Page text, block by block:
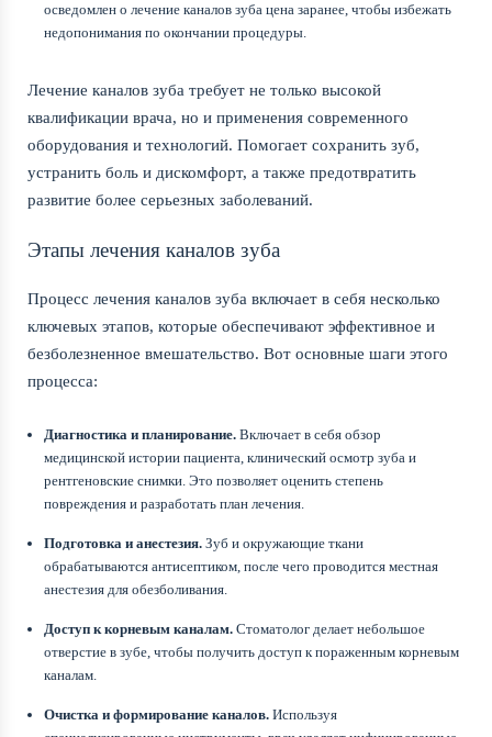
осведомлен о лечение каналов зуба цена заранее, чтобы избежать
недопонимания по окончании процедуры.
Лечение каналов зуба требует не только высокой
квалификации врача, но и применения современного
оборудования и технологий. Помогает сохранить зуб,
устранить боль и дискомфорт, а также предотвратить
развитие более серьезных заболеваний.
Этапы лечения каналов зуба
Процесс лечения каналов зуба включает в себя несколько
ключевых этапов, которые обеспечивают эффективное и
безболезненное вмешательство. Вот основные шаги этого
процесса:
Диагностика и планирование. Включает в себя обзор
медицинской истории пациента, клинический осмотр зуба и
рентгеновские снимки. Это позволяет оценить степень
повреждения и разработать план лечения.
Подготовка и анестезия. Зуб и окружающие ткани
обрабатываются антисептиком, после чего проводится местная
анестезия для обезболивания.
Доступ к корневым каналам. Стоматолог делает небольшое
отверстие в зубе, чтобы получить доступ к пораженным корневым
каналам.
Очистка и формирование каналов. Используя